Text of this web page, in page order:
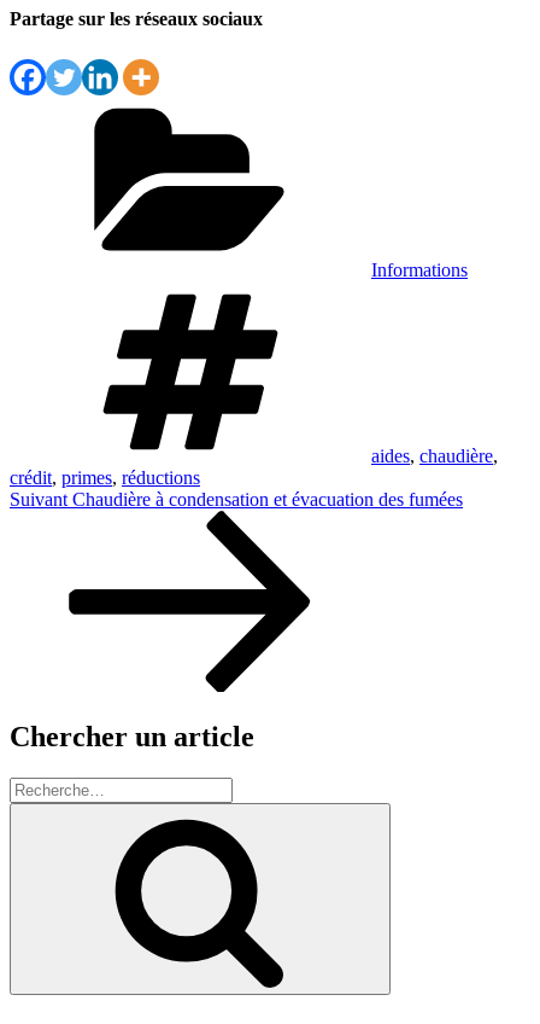
Partage sur les réseaux sociaux
Informations
aides, chaudière,
crédit, primes, réductions
Navigation
Article
Suivant Chaudière à condensation et évacuation des fumées
Chercher un article
Recherche
pour